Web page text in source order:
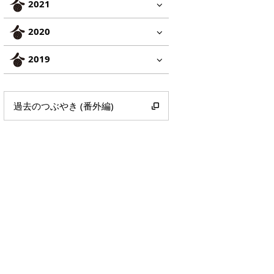
2021
2020
2019
過去のつぶやき (番外編)